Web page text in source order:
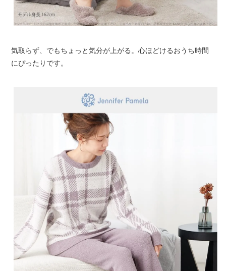
気取らず、でもちょっと気分が上がる。心ほどけるおうち時間
にぴったりです。